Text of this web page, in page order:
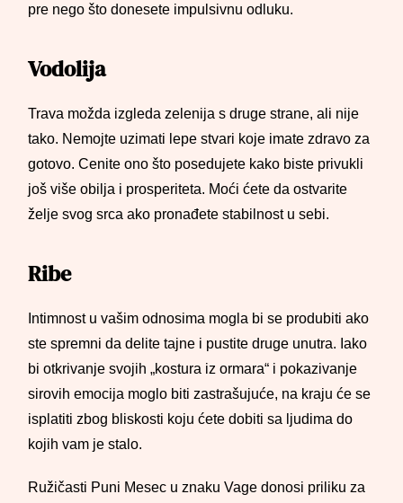
pre nego što donesete impulsivnu odluku.
Vodolija
Trava možda izgleda zelenija s druge strane, ali nije
tako. Nemojte uzimati lepe stvari koje imate zdravo za
gotovo. Cenite ono što posedujete kako biste privukli
još više obilja i prosperiteta. Moći ćete da ostvarite
želje svog srca ako pronađete stabilnost u sebi.
Ribe
Intimnost u vašim odnosima mogla bi se produbiti ako
ste spremni da delite tajne i pustite druge unutra. Iako
bi otkrivanje svojih „kostura iz ormara“ i pokazivanje
sirovih emocija moglo biti zastrašujuće, na kraju će se
isplatiti zbog bliskosti koju ćete dobiti sa ljudima do
kojih vam je stalo.
Ružičasti Puni Mesec u znaku Vage donosi priliku za